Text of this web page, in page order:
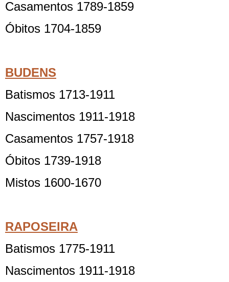
Casamentos 1789-1859
Óbitos 1704-1859
BUDENS
Batismos 1713-1911
Nascimentos 1911-1918
Casamentos 1757-1918
Óbitos 1739-1918
Mistos 1600-1670
RAPOSEIRA
Batismos 1775-1911
Nascimentos 1911-1918